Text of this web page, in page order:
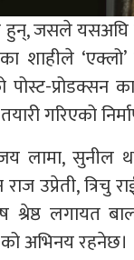
हुन्, जसले
‘एक्लो’
तयारी गरिएको
लामा, सुनील
उप्रेती, त्रिचु
श्रेष्ठ
अभिनय रहनेछ।